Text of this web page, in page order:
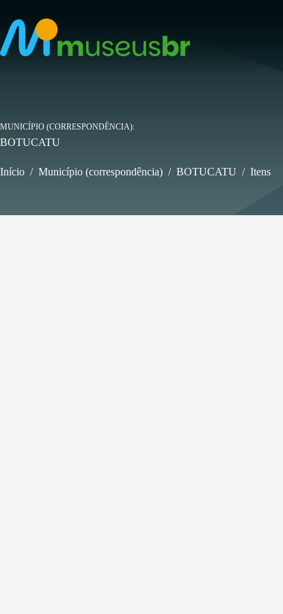
para
conteúdo
MUNICÍPIO (CORRESPONDÊNCIA)
BOTUCATU
Início / Município (correspondência) / BOTUCATU / Itens